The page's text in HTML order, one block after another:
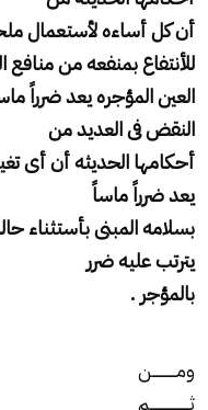
أن كل أساءه لأستعمال
للأنتفاع بمنفعه من منافع
العين المؤجره يعد ضرراً
النقض فى العديد من
أحكامها الحديثه أن أى
يعد ضرراً ماساً
بسلامه المبنى بأستثناء
يترتب عليه ضرر
بالمؤجر .
ومـــــــــــن
ثــــــــــــــــــم